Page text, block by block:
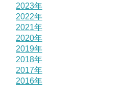
2023年
2022年
2021年
2020年
2019年
2018年
2017年
2016年